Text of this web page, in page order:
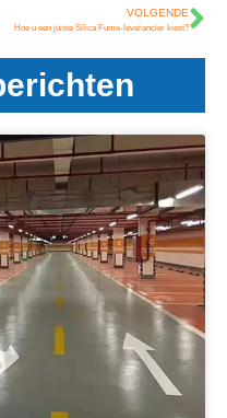
VOLGENDE
Hoe u een juiste Silica Fume-leverancier kiest?